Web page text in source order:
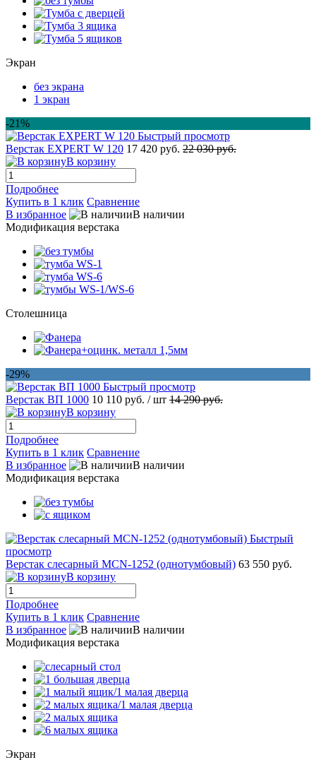
Экран
без экрана
1 экран
-21%
Быстрый просмотр
Верстак EXPERT W 120 17 420 руб. 22 030 руб.
В корзину
Подробнее
Купить в 1 клик Сравнение
В избранное
В наличии
Модификация верстака
Столешница
-29%
Быстрый просмотр
Верстак ВП 1000 10 110 руб. / шт 14 290 руб.
В корзину
Подробнее
Купить в 1 клик Сравнение
В избранное
В наличии
Модификация верстака
Быстрый
просмотр
Верстак слесарный MCN-1252 (однотумбовый) 63 550 руб.
В корзину
Подробнее
Купить в 1 клик Сравнение
В избранное
В наличии
Модификация верстака
Экран